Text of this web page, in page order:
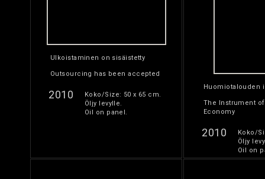
Ulkoistaminen on sisäistetty
Outsourcing has been accepted
2010
Koko/Size: 50 x 65 cm.
Öljy levylle.
Oil on panel.
Huomiotalouden
The Instrument
Economy
2010
Koko/
Öljy
Oil on